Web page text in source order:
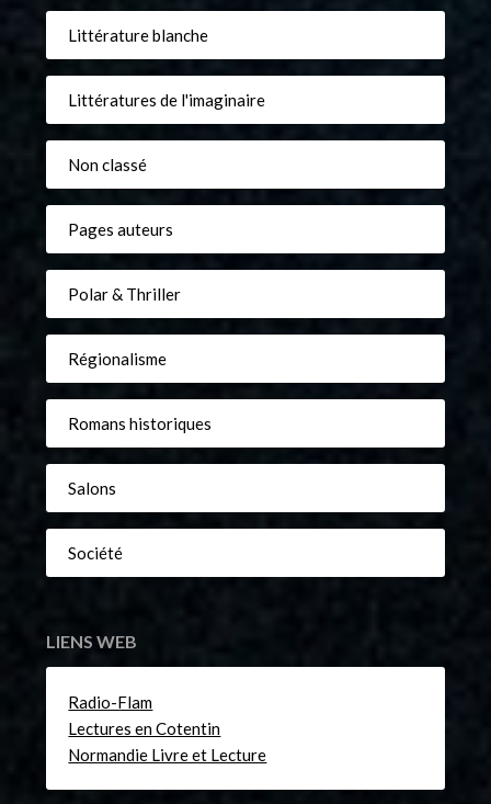
Littérature blanche
Littératures de l'imaginaire
Non classé
Pages auteurs
Polar & Thriller
Régionalisme
Romans historiques
Salons
Société
LIENS WEB
Radio-Flam
Lectures en Cotentin
Normandie Livre et Lecture